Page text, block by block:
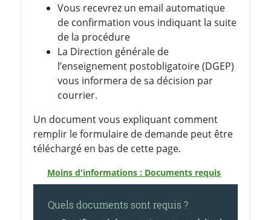
Vous recevrez un email automatique
de confirmation vous indiquant la suite
de la procédure
La Direction générale de
l’enseignement postobligatoire (DGEP)
vous informera de sa décision par
courrier.
Un document vous expliquant comment
remplir le formulaire de demande peut être
téléchargé en bas de cette page.
Moins d'informations : Documents requis
Quels documents sont requis ?